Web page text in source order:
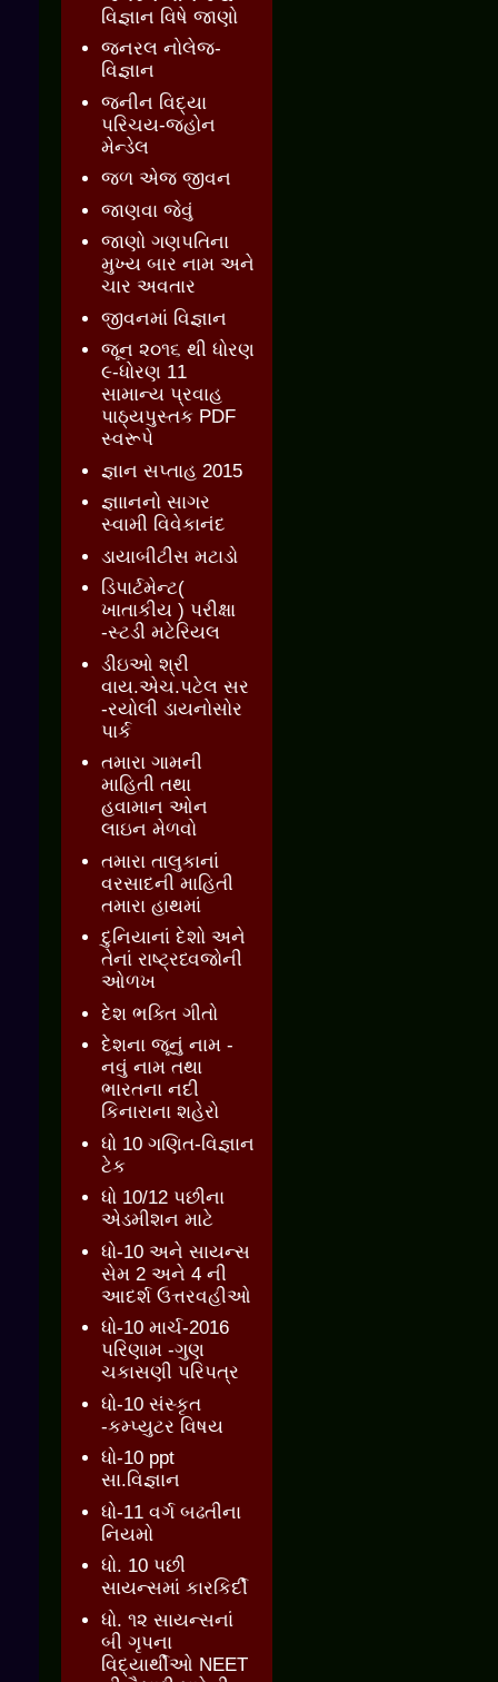
વિજ્ઞાન વિષે જાણો
જનરલ નોલેજ-
વિજ્ઞાન
જનીન વિદ્યા
પરિચય-જ્હોન
મેન્ડેલ
જળ એજ જીવન
જાણવા જેવું
જાણો ગણપતિના
મુખ્ય બાર નામ અને
ચાર અવતાર
જીવનમાં વિજ્ઞાન
જૂન ૨૦૧૬ થી ધોરણ
૯-ધોરણ 11
સામાન્ય પ્રવાહ
પાઠ્યપુસ્તક PDF
સ્વરૂપે
જ્ઞાન સપ્તાહ 2015
જ્ઞાાનનો સાગર
સ્વામી વિવેકાનંદ
ડાયાબીટીસ મટાડો
ડિપાર્ટમેન્ટ(
ખાતાકીય ) પરીક્ષા
-સ્ટડી મટેરિયલ
ડીઇઓ શ્રી
વાય.એચ.પટેલ સર
-રયોલી ડાયનોસોર
પાર્ક
તમારા ગામની
માહિતી તથા
હવામાન ઓન
લાઇન મેળવો
તમારા તાલુકાનાં
વરસાદની માહિતી
તમારા હાથમાં
દુનિયાનાં દેશો અને
તેનાં રાષ્ટ્રધ્વજોની
ઓળખ
દેશ ભક્તિ ગીતો
દેશના જૂનું નામ -
નવું નામ તથા
ભારતના નદી
કિનારાના શહેરો
ધો 10 ગણિત-વિજ્ઞાન
ટેક
ધો 10/12 પછીના
એડમીશન માટે
ધો-10 અને સાયન્સ
સેમ 2 અને 4 ની
આદર્શ ઉત્તરવહીઓ
ધો-10 માર્ચ-2016
પરિણામ -ગુણ
ચકાસણી પરિપત્ર
ધો-10 સંસ્કૃત
-કમ્પ્યુટર વિષય
ધો-10 ppt
સા.વિજ્ઞાન
ધો-11 વર્ગ બઢતીના
નિયમો
ધો. 10 પછી
સાયન્સમાં કારકિર્દી
ધો. ૧૨ સાયન્સનાં
બી ગૃપના
વિદ્યાર્થીઓ NEET